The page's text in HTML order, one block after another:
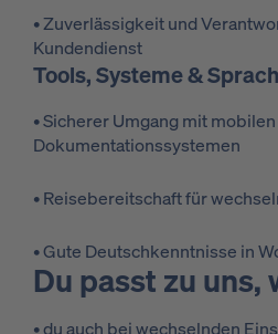
• Zuverlässigkeit und
Kundendienst
Tools, Systeme &
• Sicherer Umgang mit
Dokumentationssystemen
• Reisebereitschaft für
• Gute Deutschkenntnisse in
Du passt zu uns,
• du auch bei wechselnden